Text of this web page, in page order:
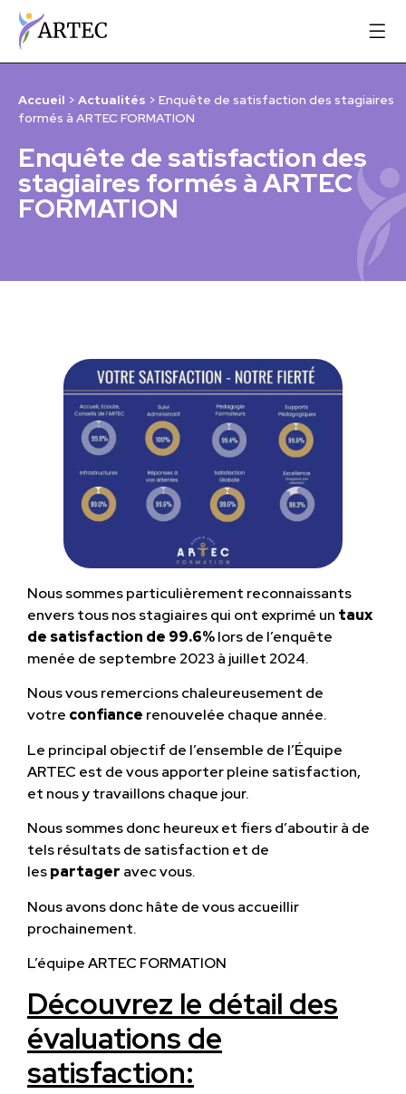
Accueil > Actualités > Enquête de satisfaction des stagiaires
formés à ARTEC FORMATION
Enquête de satisfaction des
stagiaires formés à ARTEC
FORMATION
Nous sommes particulièrement reconnaissants
envers tous nos stagiaires qui ont exprimé un taux
de satisfaction de 99.6%lors de l’enquête
menée de septembre 2023 à juillet 2024.
Nous vous remercions chaleureusement de
votre confiance renouvelée chaque année.
Le principal objectif de l’ensemble de l’Équipe
ARTEC est de vous apporter pleine satisfaction,
et nous y travaillons chaque jour.
Nous sommes donc heureux et fiers d’aboutir à de
tels résultats de satisfaction et de
lespartager avec vous.
Nous avons donc hâte de vous accueillir
prochainement.
L’équipe ARTEC FORMATION
Découvrez le détail des
évaluations de
satisfaction: